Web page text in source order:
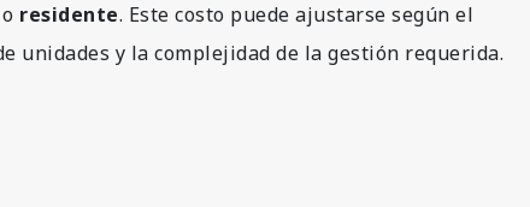
o residente. Este costo puede ajustarse según el
unidades y la complejidad de la gestión requerida.